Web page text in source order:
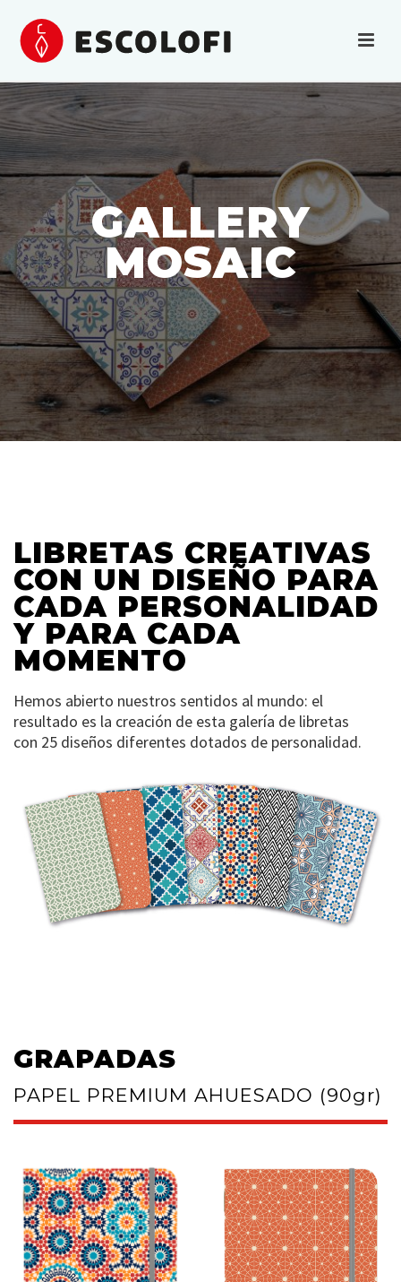
GALLERY
MOSAIC
LIBRETAS CREATIVAS
CON UN DISEÑO PARA
CADA PERSONALIDAD
Y PARA CADA
MOMENTO
Hemos abierto nuestros sentidos al mundo: el
resultado es la creación de esta galería de libretas
con 25 diseños diferentes dotados de personalidad.
GRAPADAS
PAPEL PREMIUM AHUESADO (90gr)